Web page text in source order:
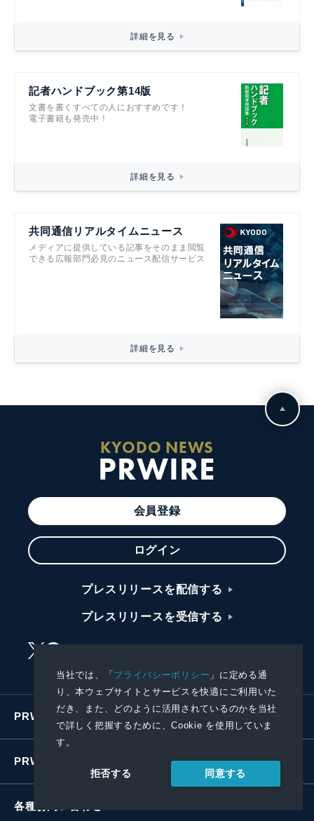
当社では、「プライバシーポリシー 」に定める通
り、本ウェブサイトとサービスを快適にご利用いた
だき、また、どのように活用されているのかを当社
で詳しく把握するために、Cookie を使用していま
す。
拒否する 同意する
詳細を見る
記者ハンドブック第14版
文書を書くすべての人におすすめです！
電子書籍も発売中！
詳細を見る
共同通信リアルタイムニュース
メディアに提供している記事をそのまま閲覧
できる広報部門必見のニュース配信サービス
詳細を見る
KYODO NEWS
PRWIRE
会員登録
ログイン
プレスリリースを配信する
プレスリリースを受信する
PRWIREサービス
PRWIREについて
各種お問い合わせ